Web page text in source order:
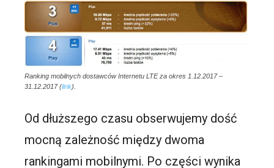
Ranking mobilnych dostawców Internetu LTE za okres 1.12.2017 –
31.12.2017 (link).
Od dłuższego czasu obserwujemy dość
mocną zależność między dwoma
rankingami mobilnymi. Po części wynika